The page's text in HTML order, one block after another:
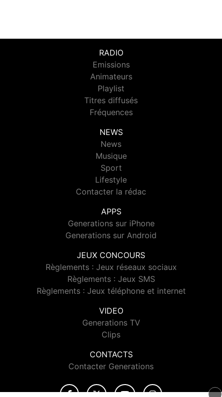
RADIO
Emissions
Animateurs
Playlist
Titres diffusés
Fréquences
NEWS
News
Musique
Sport
Lifestyle
Contacter la rédac
APPS
Generations sur iPhone
Generations sur Android
JEUX CONCOURS
Règlements : Jeux réseaux sociaux
Règlements : Jeux SMS
Règlements : Jeux téléphone et internet
VIDEO
Generations TV
Clips
CONTACTS
Contacter Generations